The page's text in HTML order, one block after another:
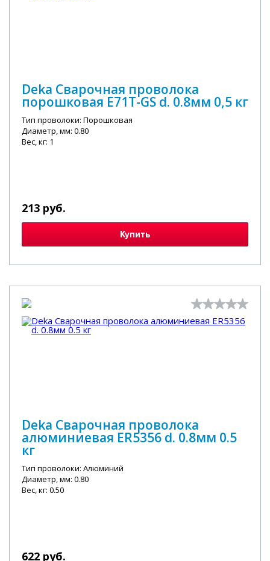
Deka Сварочная проволока
порошковая E71T-GS d. 0.8мм 0,5 кг
Тип проволоки: Порошковая
Диаметр, мм: 0.80
Вес, кг: 1
213 руб.
Купить
Deka Сварочная проволока
алюминиевая ER5356 d. 0.8мм 0.5
кг
Тип проволоки: Алюминий
Диаметр, мм: 0.80
Вес, кг: 0.50
622 руб.